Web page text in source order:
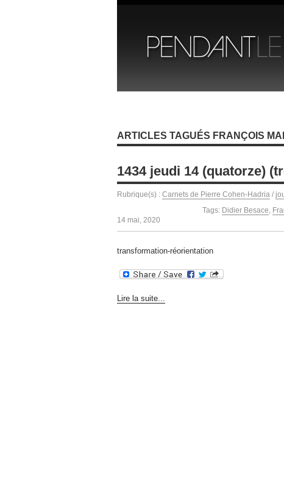
ARTICLES TAGUÉS FRANÇOIS
1434 jeudi 14 (quatorze)
Rubrique(s) : Carnets de Pierre Cohen-Hadria /
Tags: Didier Besace,
14 mai, 2020
transformation-réorientation
Lire la suite...